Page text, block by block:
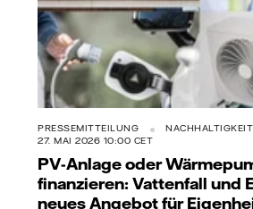
PRESSEMITTEILUNG
27. MAI 2026 10:00 CET
PV-Anlage oder
finanzieren: Vattenfall und
neues Angebot für